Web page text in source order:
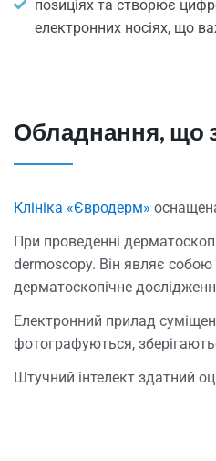
позиціях та створює
електронних носіях, що
Обладнання, що
Клініка «Євродерм»
При проведенні
dermoscopy. Він являє
дерматоскопічне
Електронний прилад
фотографуються,
Штучний інтелект здатний